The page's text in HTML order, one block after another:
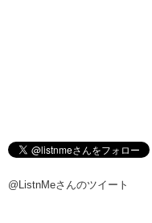
@ListnMeさんのツイート